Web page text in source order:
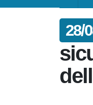
28/